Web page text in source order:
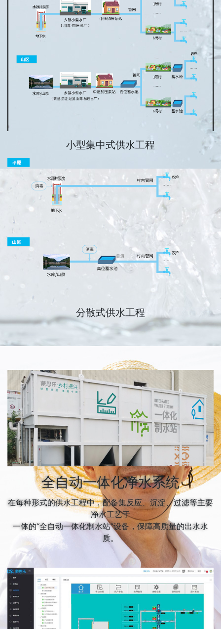
小型集中式供水工程
分散式供水工程
全自动一体化净水系统
在每种形式的供水工程中，配备集反应、沉淀、过滤等主要
净水工艺于
一体的“全自动一体化制水站”设备，保障高质量的出水水
质。